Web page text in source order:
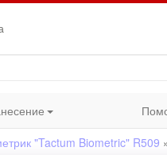
"Tactum Biometric" R509